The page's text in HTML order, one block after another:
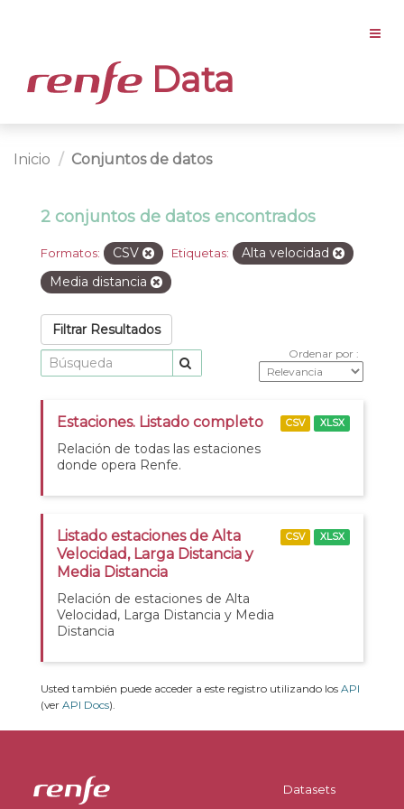
Data
Inicio Conjuntos de datos
2 conjuntos de datos encontrados
Formatos: CSV Etiquetas:
Alta velocidad
Media distancia
Filtrar Resultados
Ordenar por
Estaciones. Listado completo
Relación de todas las estaciones
donde opera Renfe.
CSV XLSX
Listado estaciones de Alta
Velocidad, Larga Distancia y
Media Distancia
Relación de estaciones de Alta
Velocidad, Larga Distancia y Media
Distancia
CSV XLSX
Usted también puede acceder a este registro utilizando los API
(ver API Docs).
Datasets